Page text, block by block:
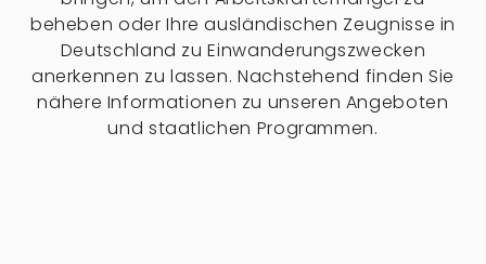
beheben oder Ihre ausländischen Zeugnisse in
Deutschland zu Einwanderungszwecken
anerkennen zu lassen. Nachstehend finden Sie
nähere Informationen zu unseren Angeboten
und staatlichen Programmen.